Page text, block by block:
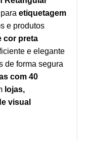
etiquetagem
e produtos
cor preta
e elegante
de forma segura
com 40
lojas,
visual